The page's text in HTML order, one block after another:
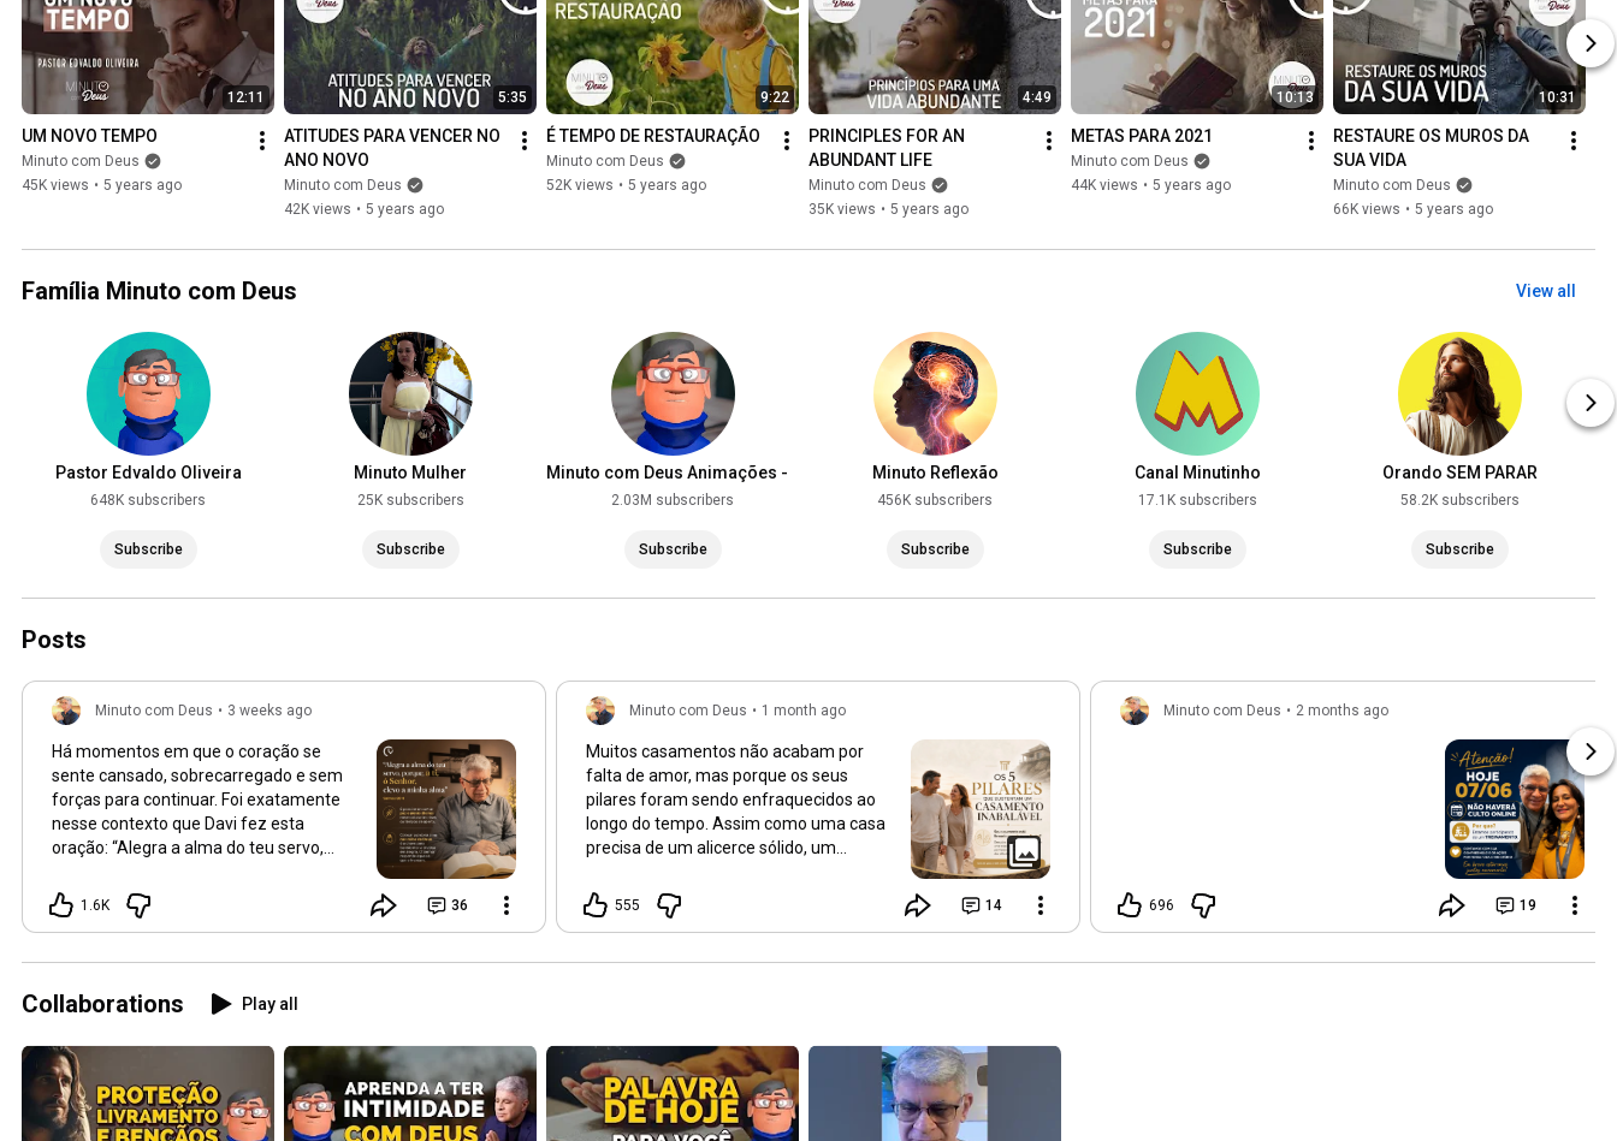
12:11
UM NOVO TEMPO
Minuto com Deus
45K views • 5 years ago
5:35
ATITUDES PARA VENCER NO
ANO NOVO
Minuto com Deus
42K views • 5 years ago
9:22
É TEMPO DE RESTAURAÇÃO
Minuto com Deus
52K views • 5 years ago
4:49
PRINCIPLES FOR AN
ABUNDANT LIFE
Minuto com Deus
35K views • 5 years ago
10:13
METAS PARA 2021
Minuto com Deus
44K views • 5 years ago
10:31
RESTAURE OS MUROS DA
SUA VIDA
Minuto com Deus
66K views • 5 years ago
Família Minuto com Deus View all
Pastor Edvaldo Oliveira
648K subscribers
Subscribe
Minuto Mulher
25K subscribers
Subscribe
Minuto com Deus Animações -
Pastor Edvaldo Oliveira
2.03M subscribers
Subscribe
Minuto Reflexão
456K subscribers
Subscribe
Canal Minutinho
17.1K subscribers
Subscribe
Orando SEM PARAR
58.2K subscribers
Subscribe
Posts
Minuto com Deus • 3 weeks ago
Há momentos em que o coração se
sente cansado, sobrecarregado e sem
forças para continuar. Foi exatamente
nesse contexto que Davi fez esta
oração: “Alegra a alma do teu servo,
alma” (Salmos 86:4). A verdadeira
alegria não depende das circunstâncias,
colocamos diante dele nossas
preocupações, medos e aflições,
encontramos descanso para a alma e
Talvez você esteja enfrentando uma
fase difícil, mas lembre-se: o Senhor
continua ouvindo aqueles que o
invocam com sinceridade. Entregue a
1.6K 36
Minuto com Deus • 1 month ago
Muitos casamentos não acabam por
falta de amor, mas porque os seus
pilares foram sendo enfraquecidos ao
longo do tempo. Assim como uma casa
precisa de um alicerce sólido, um
fundamentos que o sustentem nos dias
bons e, principalmente, nos dias difíceis.
que considero indispensáveis para
constante • Tempo de qualidade •
Propósito em comum Nenhum
casamento se torna inabalável da noite
para o dia. Ele é construído diariamente,
555 14
Minuto com Deus • 2 months ago
696 19
Collaborations Play all